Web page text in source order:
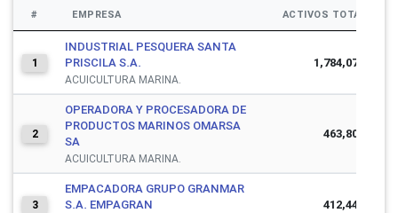
# EMPRESA ACTIVOS TOTALES
1
INDUSTRIAL PESQUERA SANTA
PRISCILA S.A.
ACUICULTURA MARINA.
1,784,076,740
2
OPERADORA Y PROCESADORA DE
PRODUCTOS MARINOS OMARSA
SA
ACUICULTURA MARINA.
463,800,346
3
EMPACADORA GRUPO GRANMAR
S.A. EMPAGRAN
412,445,833